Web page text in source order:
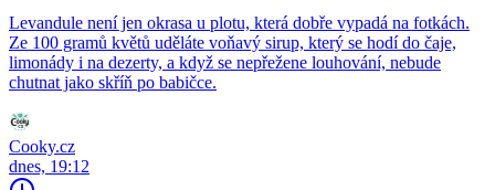
Levandule není jen okrasa u plotu, která dobře vypadá na fotkách.
Ze 100 gramů květů uděláte voňavý sirup, který se hodí do čaje,
limonády i na dezerty, a když se nepřežene louhování, nebude
chutnat jako skříň po babičce.
Cooky.cz
dnes, 19:12